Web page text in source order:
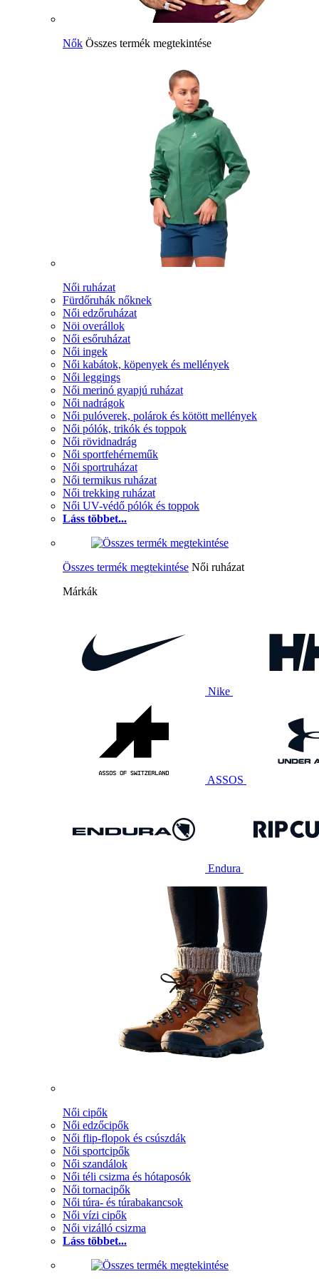
Nők Összes termék megtekintése
Női ruházat
Fürdőruhák nőknek
Női edzőruházat
Nöi overállok
Női esőruházat
Női ingek
Női kabátok, köpenyek és mellények
Női leggings
Női merinó gyapjú ruházat
Női nadrágok
Női pulóverek, polárok és kötött mellények
Női pólók, trikók és toppok
Női rövidnadrág
Női sportfehérneműk
Női sportruházat
Női termikus ruházat
Női trekking ruházat
Női UV-védő pólók és toppok
Láss többet...
Összes termék megtekintése Női ruházat
Márkák
Nike
ASSOS
Endura
Női cipők
Női edzőcipők
Női flip-flopok és csúszdák
Női sportcipők
Női szandálok
Női téli csizma és hótaposók
Női tornacipők
Női túra- és túrabakancsok
Női vízi cipők
Női vizálló csizma
Láss többet...